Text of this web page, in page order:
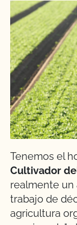
Tenemos el
Cultivador
realmente un
trabajo de
agricultura